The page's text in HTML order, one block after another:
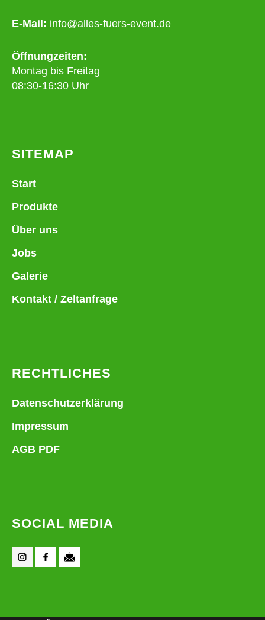
E-Mail: info@alles-fuers-event.de
Öffnungzeiten:
Montag bis Freitag
08:30-16:30 Uhr
SITEMAP
Start
Produkte
Über uns
Jobs
Galerie
Kontakt / Zeltanfrage
RECHTLICHES
Datenschutzerklärung
Impressum
AGB PDF
SOCIAL MEDIA